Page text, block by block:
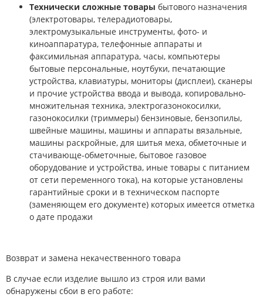
Технически сложные товары бытового назначения
(электротовары, телерадиотовары,
электромузыкальные инструменты, фото- и
киноаппаратура, телефонные аппараты и
факсимильная аппаратура, часы, компьютеры
бытовые персональные, ноутбуки, печатающие
устройства, клавиатуры, мониторы (дисплеи), сканеры
и прочие устройства ввода и вывода, копировально-
множительная техника, электрогазонокосилки,
газонокосилки (триммеры) бензиновые, бензопилы,
швейные машины, машины и аппараты вязальные,
машины раскройные, для шитья меха, обметочные и
стачивающе-обметочные, бытовое газовое
оборудование и устройства, иные товары с питанием
от сети переменного тока), на которые установлены
гарантийные сроки и в техническом паспорте
(заменяющем его документе) которых имеется отметка
о дате продажи
Возврат и замена некачественного товара
В случае если изделие вышло из строя или вами
обнаружены сбои в его работе: